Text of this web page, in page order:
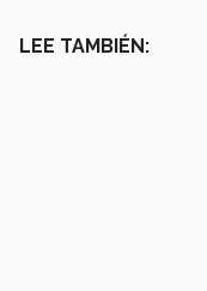
LEE TAMBIÉN: